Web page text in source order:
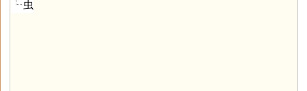
虫